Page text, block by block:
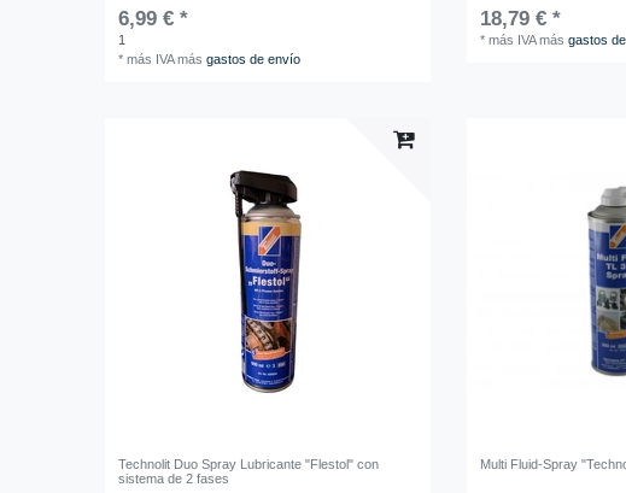
6,99 € *
1
*más IVAmásgastos de envío
18,79 € *
*más IVAmásgastos
Technolit Duo Spray Lubricante "Flestol" con
sistema de 2 fases
Multi Fluid-Spray